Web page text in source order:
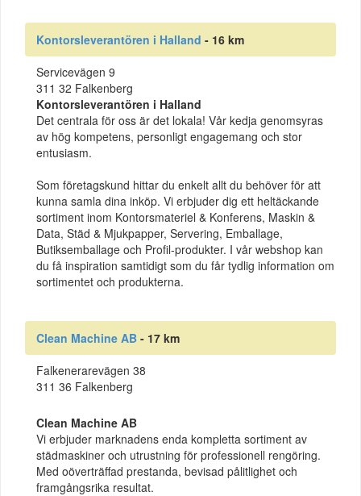
Kontorsleverantören i Halland - 16 km
Servicevägen 9
311 32 Falkenberg
Kontorsleverantören i Halland
Det centrala för oss är det lokala! Vår kedja genomsyras
av hög kompetens, personligt engagemang och stor
entusiasm.
Som företagskund hittar du enkelt allt du behöver för att
kunna samla dina inköp. Vi erbjuder dig ett heltäckande
sortiment inom Kontorsmateriel & Konferens, Maskin &
Data, Städ & Mjukpapper, Servering, Emballage,
Butiksemballage och Profil-produkter. I vår webshop kan
du få inspiration samtidigt som du får tydlig information om
sortimentet och produkterna.
Clean Machine AB - 17 km
Falkenerarevägen 38
311 36 Falkenberg
Clean Machine AB
Vi erbjuder marknadens enda kompletta sortiment av
städmaskiner och utrustning för professionell rengöring.
Med oöverträffad prestanda, bevisad pålitlighet och
framgångsrika resultat.